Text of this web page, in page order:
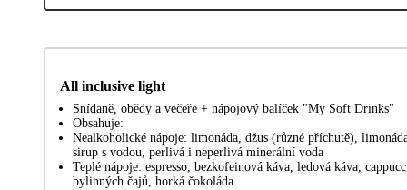
All inclusive light
Snídaně, obědy a večeře + nápojový balíček "My Soft Drinks"
Obsahuje:
Nealkoholické nápoje: limonáda, džus (různé příchutě),
sirup s vodou, perlivá i neperlivá minerální voda
Teplé nápoje: espresso, bezkofeinová káva, ledová káva,
bylinných čajů, horká čokoláda